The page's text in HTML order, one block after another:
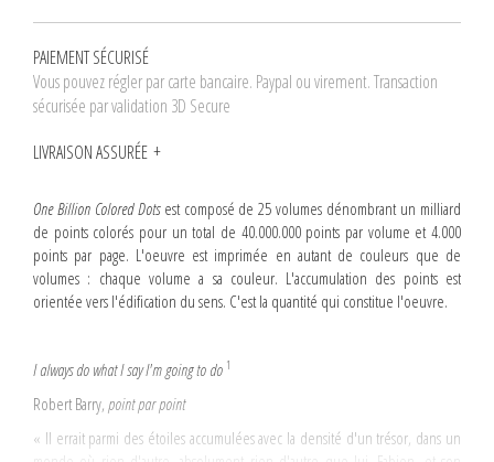
PAIEMENT SÉCURISÉ
Vous pouvez régler par carte bancaire. Paypal ou virement. Transaction
sécurisée par validation 3D Secure
LIVRAISON ASSURÉE
One Billion Colored Dots est composé de 25 volumes dénombrant un milliard
de points colorés pour un total de 40.000.000 points par volume et 4.000
points par page. L'oeuvre est imprimée en autant de couleurs que de
volumes : chaque volume a sa couleur. L'accumulation des points est
orientée vers l'édification du sens. C'est la quantité qui constitue l'oeuvre.
I always do what I say I'm going to do 1
Robert Barry, point par point
« Il errait parmi des étoiles accumulées avec la densité d'un trésor, dans un